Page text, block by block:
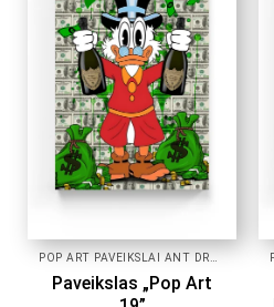
Paveikslas „Pop Art